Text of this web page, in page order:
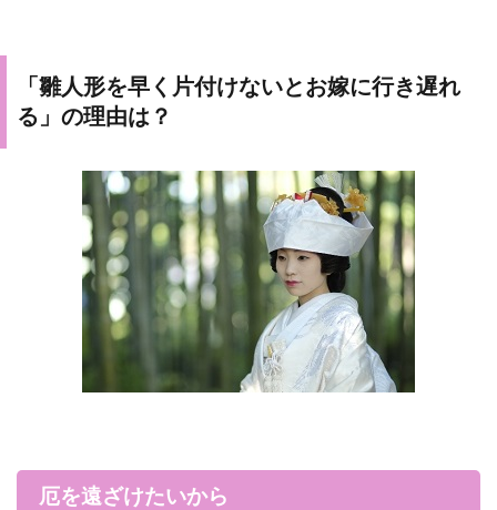
「雛人形を早く片付けないとお嫁に行き遅れ
る」の理由は？
厄を遠ざけたいから